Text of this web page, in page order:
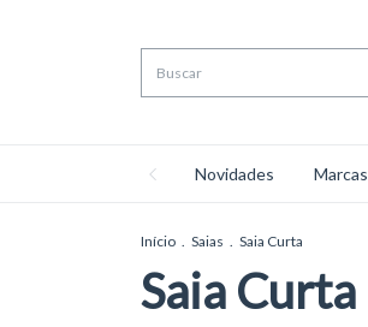
Novidades Marcas
Início . Saias . Saia Curta
Saia Curta